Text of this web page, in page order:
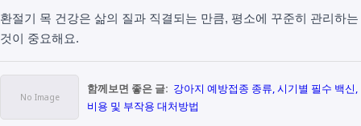
환절기 목 건강은 삶의 질과 직결되는 만큼, 평소에 꾸준히 관리하는
것이 중요해요.
함께보면 좋은 글: 강아지 예방접종 종류, 시기별 필수 백신,
비용 및 부작용 대처방법